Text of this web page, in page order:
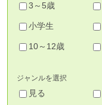
3～5歳
小学生
10～12歳
ジャンルを選択
見る